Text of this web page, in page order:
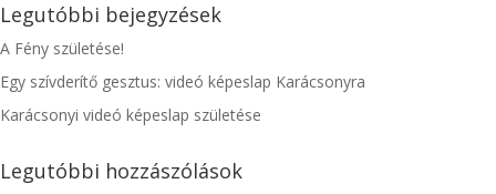
Legutóbbi bejegyzések
A Fény születése!
Egy szívderítő gesztus: videó képeslap Karácsonyra
Karácsonyi videó képeslap születése
Legutóbbi hozzászólások